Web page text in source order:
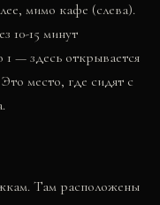
мимо кафе (слева).
10-15 минут
1 — здесь открывается
место, где сидят с
Там расположены